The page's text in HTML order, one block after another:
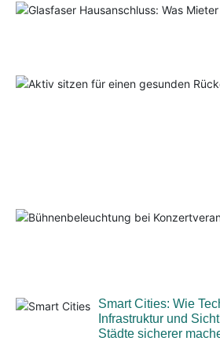
Smart Cities: Wie
Infrastruktur und
Städte sicherer